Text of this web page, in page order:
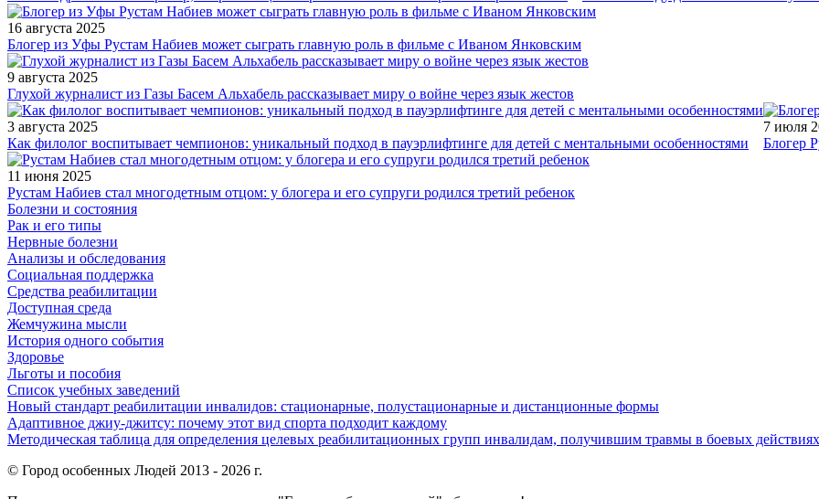
16 августа 2025
Блогер из Уфы Рустам Набиев может сыграть главную роль в фильме с Иваном Янковским
9 августа 2025
Глухой журналист из Газы Басем Альхабель рассказывает миру о войне через язык жестов
3 августа 2025
Как филолог воспитывает чемпионов: уникальный подход в пауэрлифтинге для детей с ментальными особенностями
7 июля
Блогер
11 июня 2025
Рустам Набиев стал многодетным отцом: у блогера и его супруги родился третий ребенок
Болезни и состояния
Рак и его типы
Нервные болезни
Анализы и обследования
Социальная поддержка
Средства реабилитации
Доступная среда
Жемчужина мысли
История одного события
Здоровье
Льготы и пособия
Список учебных заведений
Новый стандарт реабилитации инвалидов: стационарные, полустационарные и дистанционные формы
Адаптивное джиу-джитсу: почему этот вид спорта подходит каждому
Методическая таблица для определения целевых реабилитационных групп инвалидам, получившим травмы в боевых действиях
© Город особенных Людей 2013 - 2026 г.